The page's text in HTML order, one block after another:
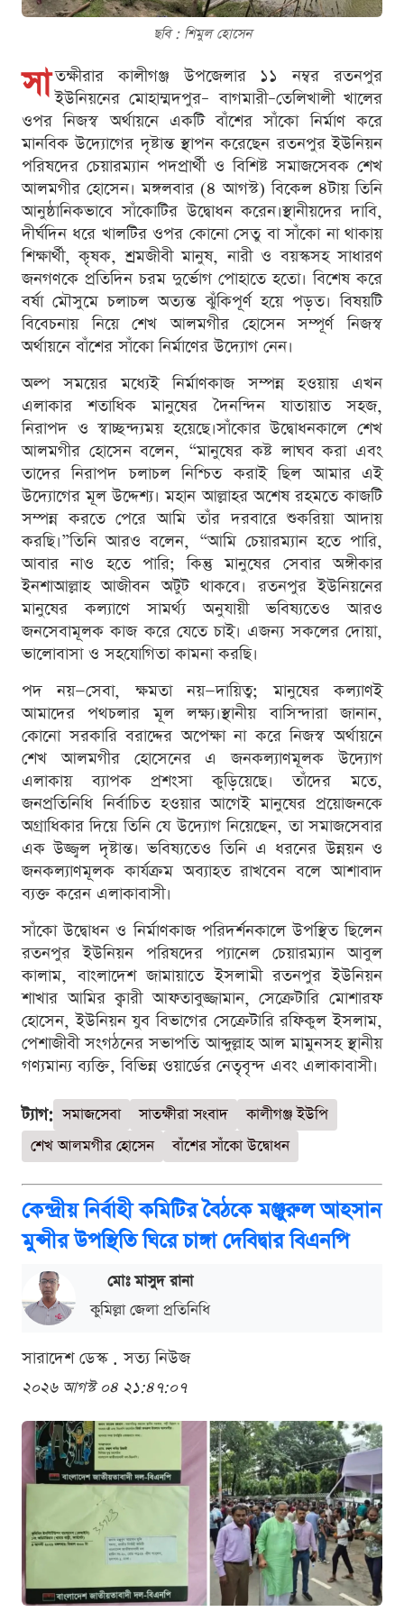
ছবি : শিমুল হোসেন
সা তক্ষীরার কালীগঞ্জ উপজেলার ১১ নম্বর রতনপুর
ইউনিয়নের মোহাম্মদপুর– বাগমারী–তেলিখালী খালের
ওপর নিজস্ব অর্থায়নে একটি বাঁশের সাঁকো নির্মাণ করে
মানবিক উদ্যোগের দৃষ্টান্ত স্থাপন করেছেন রতনপুর ইউনিয়ন
পরিষদের চেয়ারম্যান পদপ্রার্থী ও বিশিষ্ট সমাজসেবক শেখ
আলমগীর হোসেন। মঙ্গলবার (৪ আগস্ট) বিকেল ৪টায় তিনি
আনুষ্ঠানিকভাবে সাঁকোটির উদ্বোধন করেন।স্থানীয়দের দাবি,
দীর্ঘদিন ধরে খালটির ওপর কোনো সেতু বা সাঁকো না থাকায়
শিক্ষার্থী, কৃষক, শ্রমজীবী মানুষ, নারী ও বয়স্কসহ সাধারণ
জনগণকে প্রতিদিন চরম দুর্ভোগ পোহাতে হতো। বিশেষ করে
বর্ষা মৌসুমে চলাচল অত্যন্ত ঝুঁকিপূর্ণ হয়ে পড়ত। বিষয়টি
বিবেচনায় নিয়ে শেখ আলমগীর হোসেন সম্পূর্ণ নিজস্ব
অর্থায়নে বাঁশের সাঁকো নির্মাণের উদ্যোগ নেন।
অল্প সময়ের মধ্যেই নির্মাণকাজ সম্পন্ন হওয়ায় এখন
এলাকার শতাধিক মানুষের দৈনন্দিন যাতায়াত সহজ,
নিরাপদ ও স্বাচ্ছন্দ্যময় হয়েছে।সাঁকোর উদ্বোধনকালে শেখ
আলমগীর হোসেন বলেন, “মানুষের কষ্ট লাঘব করা এবং
তাদের নিরাপদ চলাচল নিশ্চিত করাই ছিল আমার এই
উদ্যোগের মূল উদ্দেশ্য। মহান আল্লাহর অশেষ রহমতে কাজটি
সম্পন্ন করতে পেরে আমি তাঁর দরবারে শুকরিয়া আদায়
করছি।”তিনি আরও বলেন, “আমি চেয়ারম্যান হতে পারি,
আবার নাও হতে পারি; কিন্তু মানুষের সেবার অঙ্গীকার
ইনশাআল্লাহ আজীবন অটুট থাকবে। রতনপুর ইউনিয়নের
মানুষের কল্যাণে সামর্থ্য অনুযায়ী ভবিষ্যতেও আরও
জনসেবামূলক কাজ করে যেতে চাই। এজন্য সকলের দোয়া,
ভালোবাসা ও সহযোগিতা কামনা করছি।
পদ নয়—সেবা, ক্ষমতা নয়—দায়িত্ব; মানুষের কল্যাণই
আমাদের পথচলার মূল লক্ষ্য।স্থানীয় বাসিন্দারা জানান,
কোনো সরকারি বরাদ্দের অপেক্ষা না করে নিজস্ব অর্থায়নে
শেখ আলমগীর হোসেনের এ জনকল্যাণমূলক উদ্যোগ
এলাকায় ব্যাপক প্রশংসা কুড়িয়েছে। তাঁদের মতে,
জনপ্রতিনিধি নির্বাচিত হওয়ার আগেই মানুষের প্রয়োজনকে
অগ্রাধিকার দিয়ে তিনি যে উদ্যোগ নিয়েছেন, তা সমাজসেবার
এক উজ্জ্বল দৃষ্টান্ত। ভবিষ্যতেও তিনি এ ধরনের উন্নয়ন ও
জনকল্যাণমূলক কার্যক্রম অব্যাহত রাখবেন বলে আশাবাদ
ব্যক্ত করেন এলাকাবাসী।
সাঁকো উদ্বোধন ও নির্মাণকাজ পরিদর্শনকালে উপস্থিত ছিলেন
রতনপুর ইউনিয়ন পরিষদের প্যানেল চেয়ারম্যান আবুল
কালাম, বাংলাদেশ জামায়াতে ইসলামী রতনপুর ইউনিয়ন
শাখার আমির ক্বারী আফতাবুজ্জামান, সেক্রেটারি মোশারফ
হোসেন, ইউনিয়ন যুব বিভাগের সেক্রেটারি রফিকুল ইসলাম,
পেশাজীবী সংগঠনের সভাপতি আব্দুল্লাহ আল মামুনসহ স্থানীয়
গণ্যমান্য ব্যক্তি, বিভিন্ন ওয়ার্ডের নেতৃবৃন্দ এবং এলাকাবাসী।
ট্যাগ: সমাজসেবা সাতক্ষীরা সংবাদ
কালীগঞ্জ ইউপি
শেখ আলমগীর হোসেন
বাঁশের সাঁকো উদ্বোধন
কেন্দ্রীয় নির্বাহী কমিটির বৈঠকে মঞ্জুরুল আহসান
মুন্সীর উপস্থিতি ঘিরে চাঙ্গা দেবিদ্বার বিএনপি
মোঃ মাসুদ রানা
কুমিল্লা জেলা প্রতিনিধি
সারাদেশ ডেস্ক . সত্য নিউজ
২০২৬ আগস্ট ০৪ ২১:৪৭:০৭